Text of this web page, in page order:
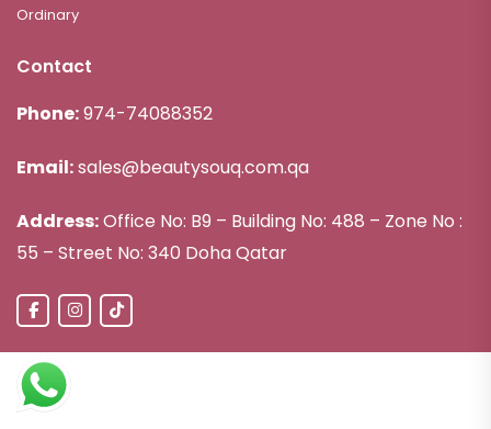
Ordinary
Contact
Phone:974-74088352
Email:sales@beautysouq.com.qa
Address:Office No: B9 – Building No: 488 – Zone No :
55 – Street No: 340 Doha Qatar